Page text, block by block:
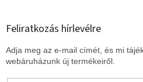
Feliratkozás hírlevélre
Adja meg az e-mail címét, és mi
webáruházunk új termékeiről.